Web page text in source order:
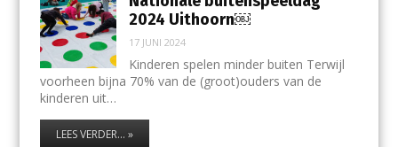
2024 Uithoorn￼
17 JUNI 2024
Kinderen spelen minder buiten Terwijl
voorheen bijna 70% van de (groot)ouders van de
kinderen uit…
LEES VERDER... »